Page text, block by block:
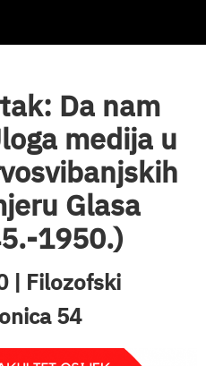
Da nam
medija u
Glasa
1950.)
| Filozofski
54